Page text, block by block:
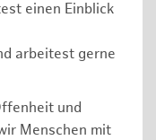
einen Einblick
arbeitest gerne
und
Menschen mit